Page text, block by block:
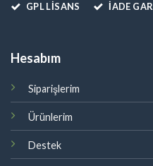
GPL LISANS İADE
Hesabım
Siparişlerim
Ürünlerim
Destek